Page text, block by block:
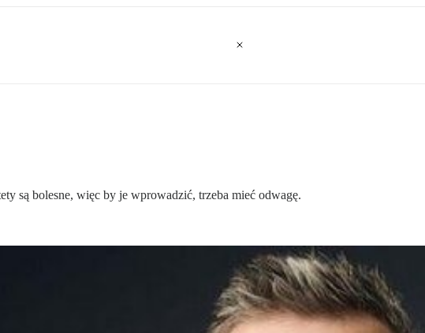
są bolesne, więc by je wprowadzić, trzeba mieć odwagę.